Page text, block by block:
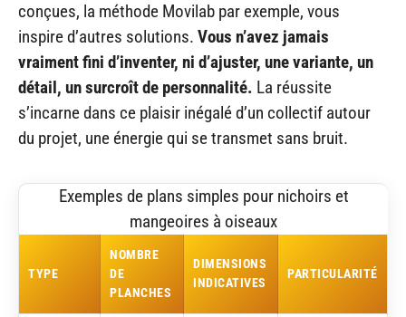
conçues, la méthode Movilab par exemple, vous
inspire d’autres solutions. Vous n’avez jamais
vraiment fini d’inventer, ni d’ajuster, une variante, un
détail, un surcroît de personnalité. La réussite
s’incarne dans ce plaisir inégalé d’un collectif autour
du projet, une énergie qui se transmet sans bruit.
Exemples de plans simples pour nichoirs et
mangeoires à oiseaux
TYPE
NOMBRE
DE
PLANCHES
DIMENSIONS
INDICATIVES
PARTICULARITÉ